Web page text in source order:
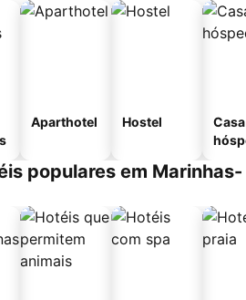
Aparthotel Hostel
populares em Marinhas-